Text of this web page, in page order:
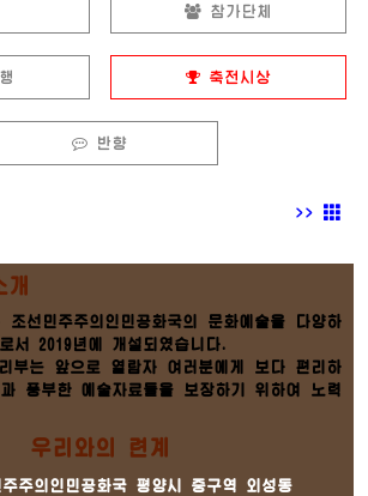
참가단체
축전시상
반향
>>
선민주주의인민공화국의 문화예술을 다양하
서 2019년에 개설되였습니다.
는 앞으로 열람자 여러분에게 보다 편리하
풍부한 예술자료들을 보장하기 위하여 노력
우리와의 련계
주의인민공화국 평양시 중구역 외성동